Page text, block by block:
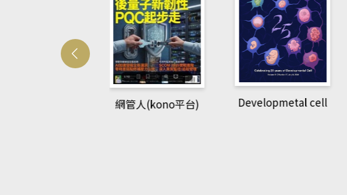
Developmetal cell
Pattern